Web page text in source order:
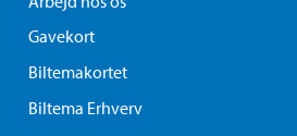
Gavekort
Biltemakortet
Biltema Erhverv